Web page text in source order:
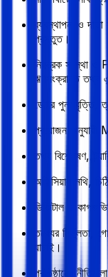
ব্যবস্থাপনা ও
প্রস্তুত।
নিয়ন্ত্রক সংস্থা
ঋণসংক্রান্ত তথ্য
ডেটার পুনরাবৃত্তি,
প্রয়োজন অনুযায়ী
তথ্য বিশ্লেষণ,
অফিসিয়াল নথি,
ডিজিটাল ও
তথ্যের নির্ভুলতা,
যাচাই।
প্রতিষ্ঠানের